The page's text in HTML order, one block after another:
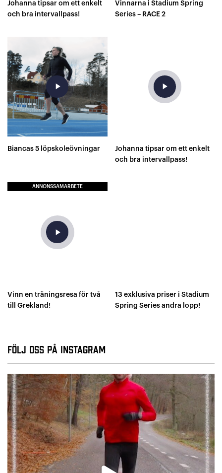
Johanna tipsar om ett enkelt
och bra intervallpass!
Vinnarna i Stadium Spring
Series – RACE 2
play_arrow
Biancas 5 löpskoleövningar
play_arrow
Johanna tipsar om ett enkelt
och bra intervallpass!
ANNONSSAMARBETE
play_arrow
Vinn en träningsresa för två
till Grekland!
13 exklusiva priser i Stadium
Spring Series andra lopp!
Följ oss på Instagram